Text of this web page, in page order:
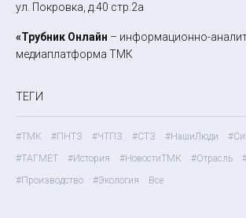
ул. Покровка, д.40 стр.2а
«Трубник Онлайн – информационно-
медиаплатформа ТМК
ТЕГИ
#ТМК #ПНТЗ #ЧТПЗ #СТЗ #НашиЛюди
#ТАГМЕТ
#История #НовостиТМК #Отрасль
#Производство
#Экология Все